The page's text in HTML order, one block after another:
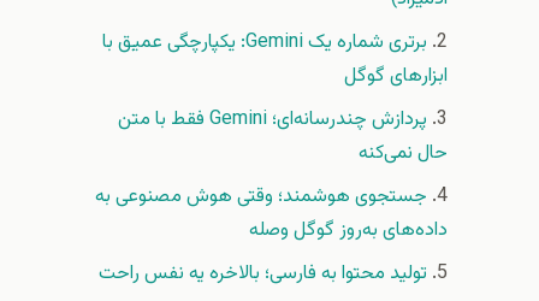
برتری شماره یک Gemini: یکپارچگی عمیق با
ابزارهای گوگل
پردازش چندرسانه‌ای؛ Gemini فقط با متن
حال نمی‌کنه
جستجوی هوشمند؛ وقتی هوش مصنوعی به
داده‌های به‌روز گوگل وصله
تولید محتوا به فارسی؛ بالاخره یه نفس راحت